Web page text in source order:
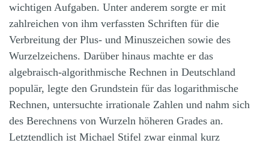
wichtigen Aufgaben. Unter anderem sorgte er mit
zahlreichen von ihm verfassten Schriften für die
Verbreitung der Plus- und Minuszeichen sowie des
Wurzelzeichens. Darüber hinaus machte er das
algebraisch-algorithmische Rechnen in Deutschland
populär, legte den Grundstein für das logarithmische
Rechnen, untersuchte irrationale Zahlen und nahm sich
des Berechnens von Wurzeln höheren Grades an.
Letztendlich ist Michael Stifel zwar einmal kurz